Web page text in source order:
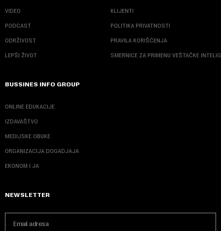
VIDEO
PODCAST
ODRŽIVOST
LEPŠI ŽIVOT
KLIJENTI
POLITIKA PRIVATNOSTI
PRAVILA KORIŠĆENJA
SMERNICE ZA PRIMENU VEŠTAČKE
BUSSINES INFO GROUP
ONLINE EDUKACIJE
IZDAVAŠTVO
MEDIJSKE OBUKE
ORGANIZACIJA DOGADJAJA
EKONOM I JA
NEWSLETTER